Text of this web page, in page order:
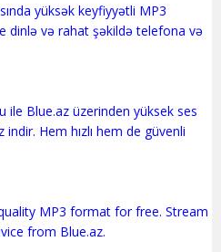
yüksək keyfiyyətli MP3
dinlə və rahat şəkildə telefona və
ile Blue.az üzerinden yüksek ses
Hem hızlı hem de güvenli
MP3 format for free. Stream
from Blue.az.